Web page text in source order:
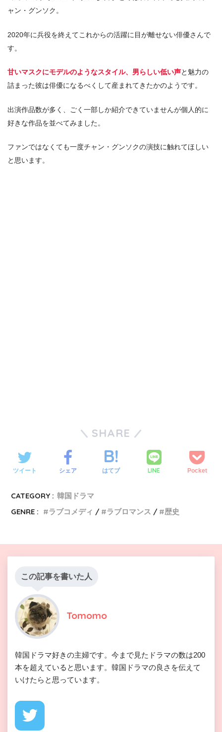
ャン・グンソク。
2020年に兵役を終えてこれからの活躍に目が離せない俳優さんで
す。
甘いマスクにモデルのようなスタイル、男らしい低い声と魅力の
詰まった彼は俳優になるべくして産まれてきたかのようです。
出演作品数が多く、ごく一部しか紹介できていませんが個人的に
好きな作品を並べてみました。
ファンではなくても一度チャン・グンソクの演技に触れてほしい
と思います。
SHARE
ツイート シェア はてブ LINE Pocket
CATEGORY : 韓国ドラマ
GENRE :
ラブコメディ ラブロマンス 歴史
この記事を書いた人
Tomomo
韓国ドラマ好きの主婦です。今まで見たドラマの数は200
本を超えていると思います。韓国ドラマの良さを伝えて
いけたらと思っています。